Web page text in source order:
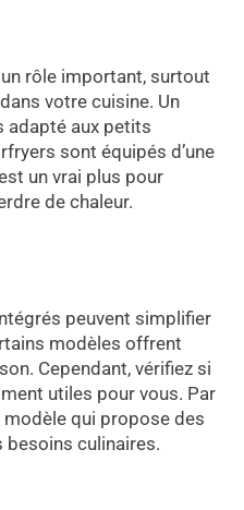
rôle important, surtout
votre cuisine. Un
adapté aux petits
sont équipés d’une
un vrai plus pour
de chaleur.
peuvent simplifier
modèles offrent
Cependant, vérifiez si
utiles pour vous. Par
qui propose des
besoins culinaires.